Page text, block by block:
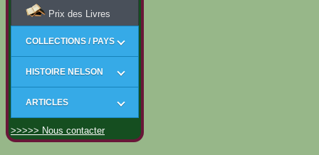
Prix des Livres
COLLECTIONS / PAYS
HISTOIRE NELSON
ARTICLES
>>>>> Nous contacter